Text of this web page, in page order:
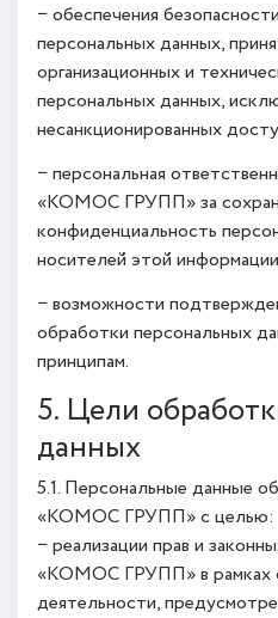
− обеспечения
персональных данных,
организационных и
персональных данных,
несанкционированных
− персональная
«КОМОС ГРУПП» за
конфиденциальность
носителей этой
− возможности
обработки персональных
принципам.
5. Цели
данных
5.1. Персональные данные
«КОМОС ГРУПП» с целью:
− реализации прав и
«КОМОС ГРУПП» в рамках
деятельности,